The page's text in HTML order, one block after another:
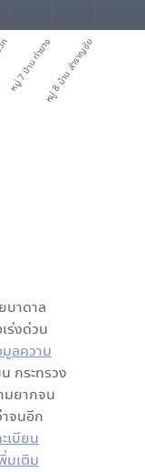
กหมู่ 7 บ้าน ท่ายางหมู่ 8 บ้าน สำราญชัย
บาดาล
ร่งด่วน
ลความ
กระทรวง
มยากจน
จนอีก
เบียน
มเติม